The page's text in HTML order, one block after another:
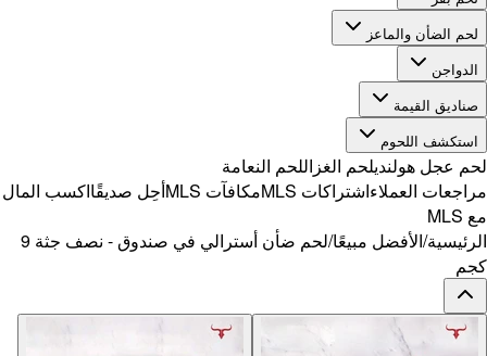
اكسب المال
لحم ضأن أسترالي في صندوق - نصف جثة 9